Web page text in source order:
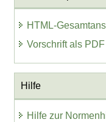
HTML-
Vorschrift als PDF
Hilfe
Hilfe zur